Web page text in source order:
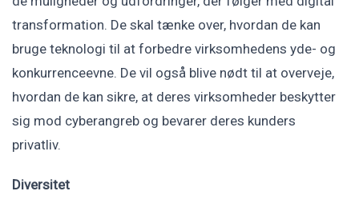
transformation. De skal tænke over, hvordan de kan
bruge teknologi til at forbedre virksomhedens yde- og
konkurrenceevne. De vil også blive nødt til at overveje,
hvordan de kan sikre, at deres virksomheder beskytter
sig mod cyberangreb og bevarer deres kunders
privatliv.
Diversitet